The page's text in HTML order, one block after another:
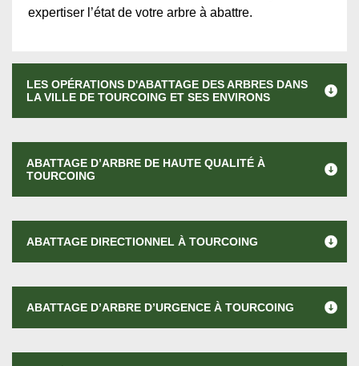
expertiser l’état de votre arbre à abattre.
LES OPÉRATIONS D'ABATTAGE DES ARBRES DANS
LA VILLE DE TOURCOING ET SES ENVIRONS
ABATTAGE D’ARBRE DE HAUTE QUALITÉ À
TOURCOING
ABATTAGE DIRECTIONNEL À TOURCOING
ABATTAGE D’ARBRE D’URGENCE À TOURCOING